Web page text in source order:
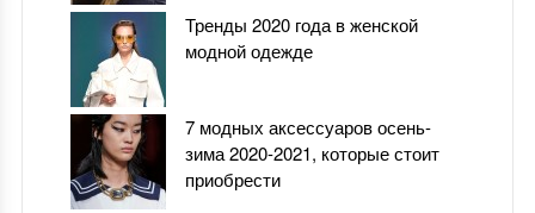
Тренды 2020 года в женской
модной одежде
7 модных аксессуаров осень-
зима 2020-2021, которые стоит
приобрести